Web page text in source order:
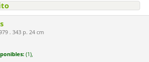
. 343 p. 24 cm
(1),